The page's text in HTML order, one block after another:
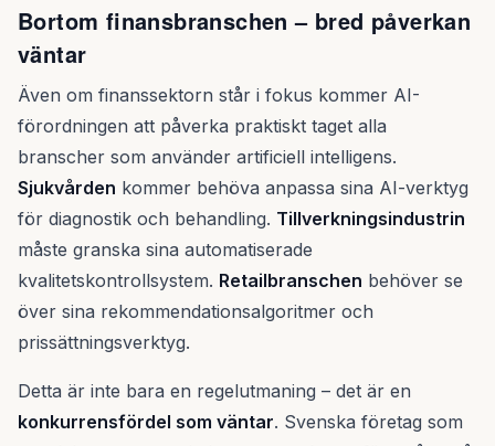
Bortom finansbranschen – bred påverkan
väntar
Även om finanssektorn står i fokus kommer AI-
förordningen att påverka praktiskt taget alla
branscher som använder artificiell intelligens.
Sjukvården kommer behöva anpassa sina AI-verktyg
för diagnostik och behandling. Tillverkningsindustrin
måste granska sina automatiserade
kvalitetskontrollsystem. Retailbranschen behöver se
över sina rekommendationsalgoritmer och
prissättningsverktyg.
Detta är inte bara en regelutmaning – det är en
konkurrensfördel som väntar. Svenska företag som